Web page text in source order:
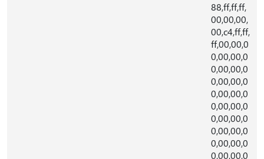
88,ff,ff,ff,
00,00,00,
00,c4,ff,ff,
ff,00,00,0
0,00,00,0
0,00,00,0
0,00,00,0
0,00,00,0
0,00,00,0
0,00,00,0
0,00,00,0
0,00,00,0
0,00,00,0